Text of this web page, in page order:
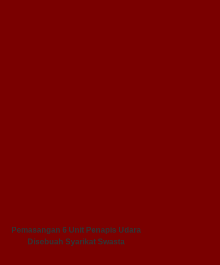
Pemasangan 6 Unit Penapis Udara
Disebuah Syarikat Swasta